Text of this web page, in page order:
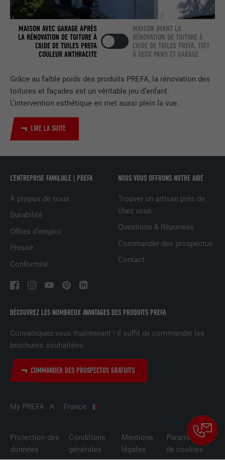
Grâce au faible poids des produits PREFA, la rénovation des
toitures et façades est un véritable jeu d’enfant.
L’intervention esthétique en met aussi plein la vue.
LIRE LA SUITE
MAISON AVEC GARAGE APRÈS
LA RÉNOVATION DE TOITURE À
L’AIDE DE TUILES PREFA
COULEUR ANTHRACITE
MAISON AVANT LA
RÉNOVATION DE TOITURE À
L’AIDE DE TUILES PREFA, TOIT
À DEUX PANS ET GARAGE
DÉCOUVREZ LES NOMBREUX AVANTAGES DES PRODUITS PREFA
Convainquez-vous maintenant ! Il suffit de commander les
brochures souhaitées.
COMMANDER DES PROSPECTUS GRATUITS
L’ENTREPRISE FAMILIALE | PREFA
À propos de nous
Durabilité
Offres d’emploi
Presse
Conformité
NOUS VOUS OFFRONS NOTRE AIDE
Trouver un artisan près de
chez vous
Questions & Réponses
Commander des prospectus
Contact
My PREFA France
Protection des
données
Conditions
générales
Mentions
légales
Paramètres
de cookies
FOURNISSEUR LinkedIn
EXPIRATION 2 ans
services intégrés
NOM
FOURNISSEUR
UTILITÉ
plusieurs sites Internet afin d'afficher de
la publicité adaptée aux préférences de
UTILITÉ
LinkedIn pour suivre l'utilisation de
services intégrés
Est utilisé pour garantir que le même